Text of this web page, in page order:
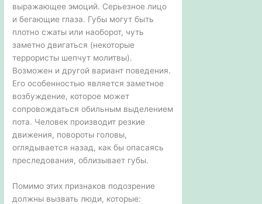
выражающее эмоций. Серьезное лицо
и бегающие глаза. Губы могут быть
плотно сжаты или наоборот, чуть
заметно двигаться (некоторые
террористы шепчут молитвы).
Возможен и другой вариант поведения.
Его особенностью является заметное
возбуждение, которое может
сопровождаться обильным выделением
пота. Человек производит резкие
движения, повороты головы,
оглядывается назад, как бы опасаясь
преследования, облизывает губы.
Помимо этих признаков подозрение
должны вызвать люди, которые: